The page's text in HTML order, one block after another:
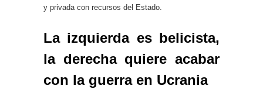
y privada con recursos del Estado.
La izquierda es belicista,
la derecha quiere acabar
con la guerra en Ucrania